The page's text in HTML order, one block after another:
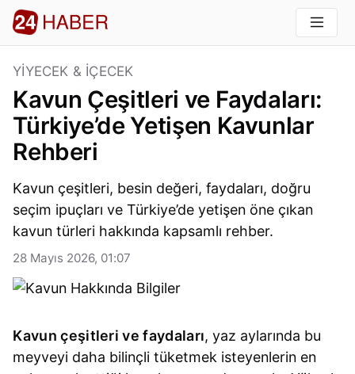
YIYECEK & İÇECEK
Kavun Çeşitleri ve Faydaları:
Türkiye’de Yetişen Kavunlar
Rehberi
Kavun çeşitleri, besin değeri, faydaları, doğru
seçim ipuçları ve Türkiye’de yetişen öne çıkan
kavun türleri hakkında kapsamlı rehber.
28 Mayıs 2026, 01:07
Kavun çeşitleri ve faydaları, yaz aylarında bu
meyveyi daha bilinçli tüketmek isteyenlerin en